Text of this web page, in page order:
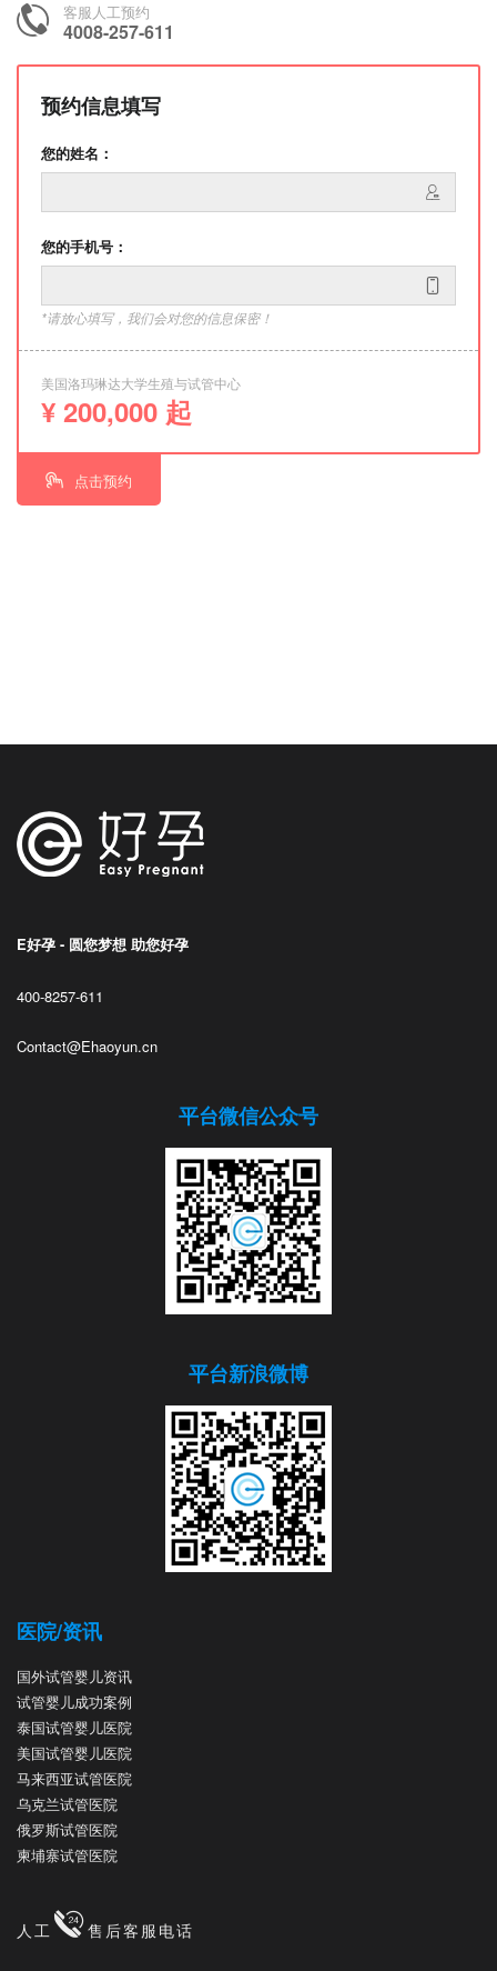
客服人工预约
4008-257-611
预约信息填写
您的姓名：
您的手机号：
*请放心填写，我们会对您的信息保密！
美国洛玛琳达大学生殖与试管中心
¥ 200,000 起
点击预约
E好孕 - 圆您梦想 助您好孕
400-8257-611
Contact@Ehaoyun.cn
平台微信公众号
平台新浪微博
医院/资讯
国外试管婴儿资讯
试管婴儿成功案例
泰国试管婴儿医院
美国试管婴儿医院
马来西亚试管医院
乌克兰试管医院
俄罗斯试管医院
柬埔寨试管医院
人工 售后客服电话